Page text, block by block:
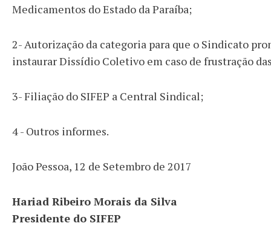
Medicamentos do Estado da Paraíba;
2- Autorização da categoria para que o Sindicato
instaurar Dissídio Coletivo em caso de frustração
3- Filiação do SIFEP a Central Sindical;
4 - Outros informes.
João Pessoa, 12 de Setembro de 2017
Hariad Ribeiro Morais da Silva
Presidente do SIFEP